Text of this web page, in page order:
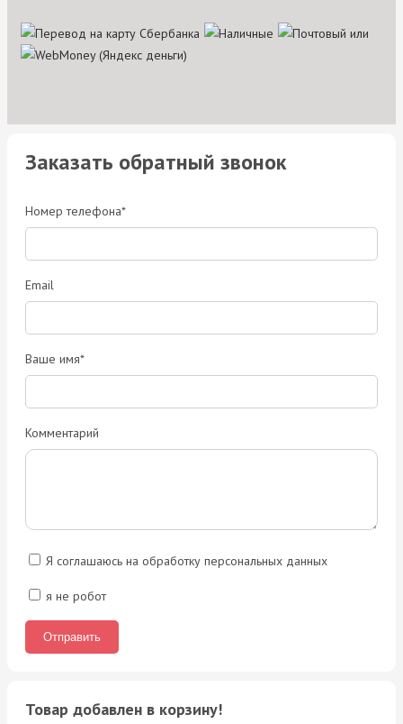
Заказать обратный звонок
Номер телефона*
Email
Ваше имя*
Комментарий
Я соглашаюсь на обработку персональных данных
я не робот
Товар добавлен в корзину!